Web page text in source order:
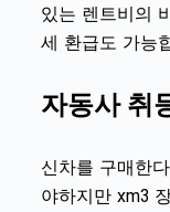
있는 렌트비의
세 환급도 가능
자동사 취
신차를 구매한
야하지만 xm3